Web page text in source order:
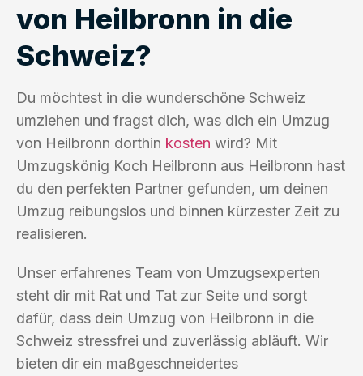
von Heilbronn in die
Schweiz?
Du möchtest in die wunderschöne Schweiz
umziehen und fragst dich, was dich ein Umzug
von Heilbronn dorthin kosten wird? Mit
Umzugskönig Koch Heilbronn aus Heilbronn hast
du den perfekten Partner gefunden, um deinen
Umzug reibungslos und binnen kürzester Zeit zu
realisieren.
Unser erfahrenes Team von Umzugsexperten
steht dir mit Rat und Tat zur Seite und sorgt
dafür, dass dein Umzug von Heilbronn in die
Schweiz stressfrei und zuverlässig abläuft. Wir
bieten dir ein maßgeschneidertes